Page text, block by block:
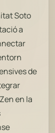
Soto
a
de
en la